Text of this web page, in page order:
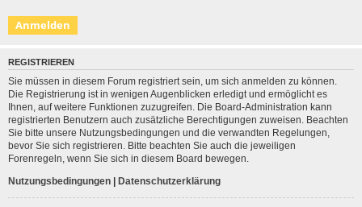
REGISTRIEREN
Sie müssen in diesem Forum registriert sein, um sich anmelden zu können.
Die Registrierung ist in wenigen Augenblicken erledigt und ermöglicht es
Ihnen, auf weitere Funktionen zuzugreifen. Die Board-Administration kann
registrierten Benutzern auch zusätzliche Berechtigungen zuweisen. Beachten
Sie bitte unsere Nutzungsbedingungen und die verwandten Regelungen,
bevor Sie sich registrieren. Bitte beachten Sie auch die jeweiligen
Forenregeln, wenn Sie sich in diesem Board bewegen.
Nutzungsbedingungen | Datenschutzerklärung